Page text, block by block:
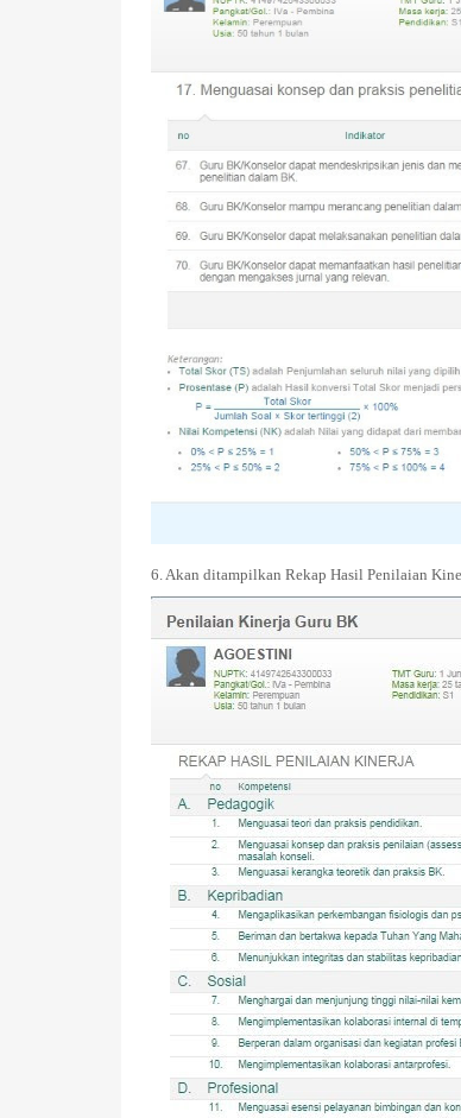
6. Akan ditampilkan Rekap Hasil Penilaian